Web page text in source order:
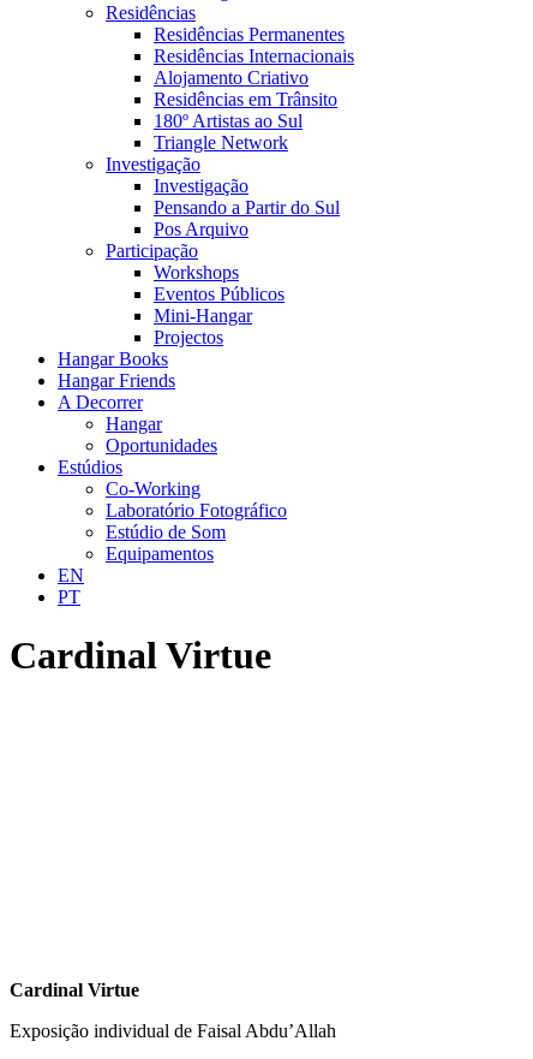
Residências
Residências Permanentes
Residências Internacionais
Alojamento Criativo
Residências em Trânsito
180º Artistas ao Sul
Triangle Network
Investigação
Investigação
Pensando a Partir do Sul
Pos Arquivo
Participação
Workshops
Eventos Públicos
Mini-Hangar
Projectos
Hangar Books
Hangar Friends
A Decorrer
Hangar
Oportunidades
Estúdios
Co-Working
Laboratório Fotográfico
Estúdio de Som
Equipamentos
EN
PT
Cardinal Virtue
Cardinal Virtue
Exposição individual de Faisal Abdu’Allah